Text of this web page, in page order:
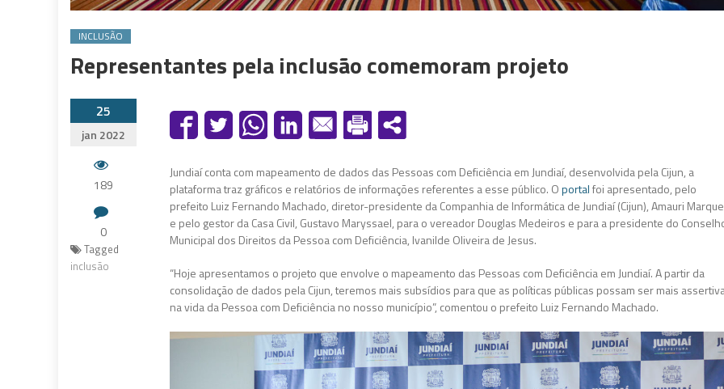
INCLUSÃO
Representantes pela inclusão comemoram projeto
25
jan 2022
189
0
Jundiaí conta com mapeamento de dados das Pessoas com Deficiência em Jundiaí, desenvolvida pela Cijun, a
plataforma traz gráficos e relatórios de informações referentes a esse público. Oportalfoi apresentado, pelo
prefeito Luiz Fernando Machado, diretor-presidente da Companhia de Informática de Jundiaí (Cijun), Amauri
e pelo gestor da Casa Civil, Gustavo Maryssael, para o vereador Douglas Medeiros e para a presidente do
Municipal dos Direitos da Pessoa com Deficiência, Ivanilde Oliveira de Jesus.
“Hoje apresentamos o projeto que envolve o mapeamento das Pessoas com Deficiência em Jundiaí. A partir da
consolidação de dados pela Cijun, teremos mais subsídios para que as políticas públicas possam ser mais
na vida da Pessoa com Deficiência no nosso município”, comentou o prefeito Luiz Fernando Machado.
Tagged
inclusão